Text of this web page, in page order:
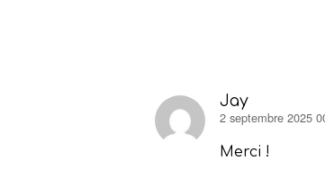
Jay
dit :
2 septembre 2025
Merci !